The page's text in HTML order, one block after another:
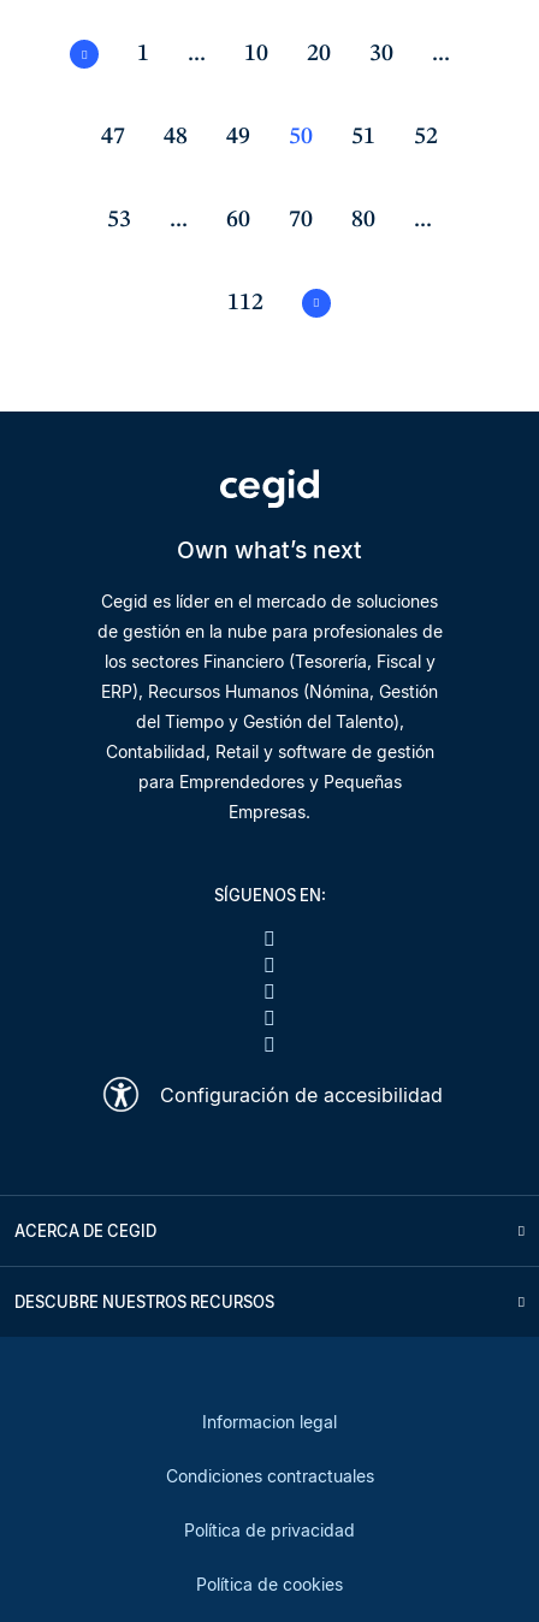
1 ... 10 20 30 ...
47 48 49 50 51 52
53 ... 60 70 80 ...
112
Own what’s next
Cegid es líder en el mercado de soluciones
de gestión en la nube para profesionales de
los sectores Financiero (Tesorería, Fiscal y
ERP), Recursos Humanos (Nómina, Gestión
del Tiempo y Gestión del Talento),
Contabilidad, Retail y software de gestión
para Emprendedores y Pequeñas
Empresas.
SÍGUENOS EN:
Configuración de accesibilidad
ACERCA DE CEGID
DESCUBRE NUESTROS RECURSOS
Informacion legal
Condiciones contractuales
Política de privacidad
Política de cookies